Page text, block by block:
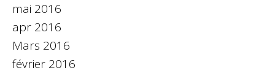
mai 2016
apr 2016
Mars 2016
février 2016